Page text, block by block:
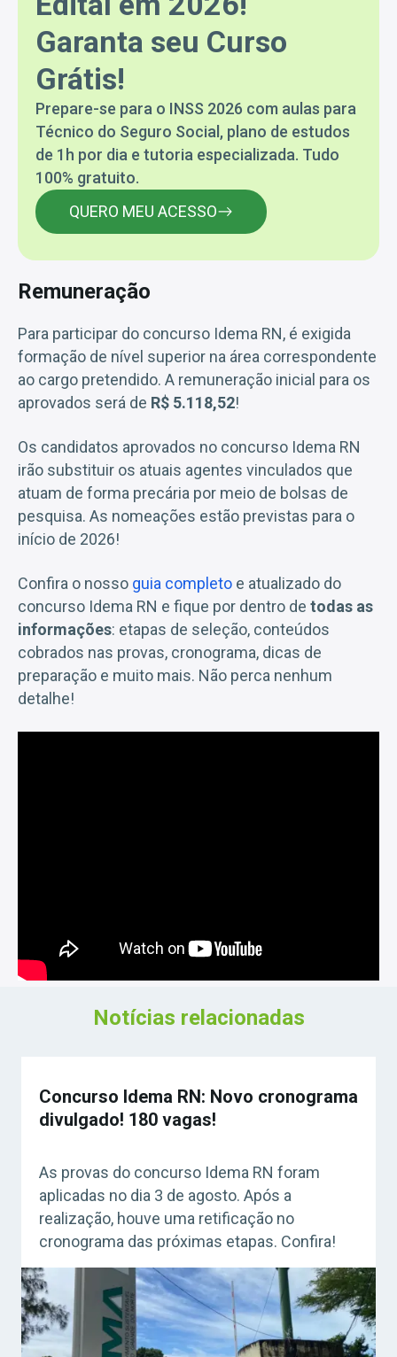
Garanta seu Curso
Grátis!
Prepare-se para o INSS 2026 com aulas para
Técnico do Seguro Social, plano de estudos
de 1h por dia e tutoria especializada. Tudo
100% gratuito.
QUERO MEU ACESSO
Remuneração
Para participar do concurso Idema RN, é exigida
formação de nível superior na área correspondente
ao cargo pretendido. A remuneração inicial para os
aprovados será de R$ 5.118,52!
Os candidatos aprovados no concurso Idema RN
irão substituir os atuais agentes vinculados que
atuam de forma precária por meio de bolsas de
pesquisa. As nomeações estão previstas para o
início de 2026!
Confira o nosso guia completo e atualizado do
concurso Idema RN e fique por dentro de todas as
informações: etapas de seleção, conteúdos
cobrados nas provas, cronograma, dicas de
preparação e muito mais. Não perca nenhum
detalhe!
Notícias relacionadas
Concurso Idema RN: Novo cronograma
divulgado! 180 vagas!
As provas do concurso Idema RN foram
aplicadas no dia 3 de agosto. Após a
realização, houve uma retificação no
cronograma das próximas etapas. Confira!